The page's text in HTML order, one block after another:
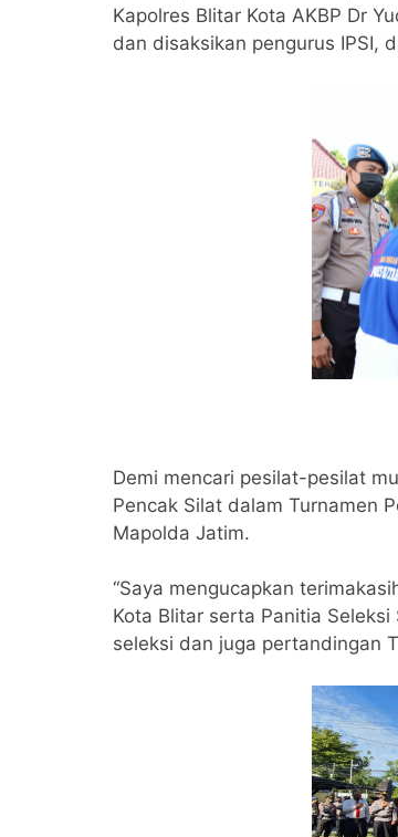
Kapolres Blitar Kota AKBP Dr
dan disaksikan pengurus IPSI,
Demi mencari pesilat-pesilat
Pencak Silat dalam Turnamen
Mapolda Jatim.
“Saya mengucapkan
Kota Blitar serta Panitia
seleksi dan juga pertandingan